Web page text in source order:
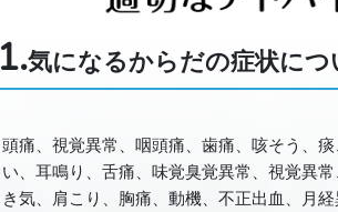
1.気になるからだの症状につ
頭痛、視覚異常、咽頭痛、歯痛、咳そう、
い、耳鳴り、舌痛、味覚臭覚異常、視覚異
き気、肩こり、胸痛、動機、不正出血、月